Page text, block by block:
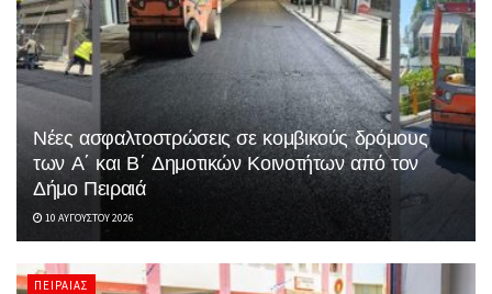
Νέες ασφαλτοστρώσεις σε κομβικούς δρόμους
των Α΄ και Β΄ Δημοτικών Κοινοτήτων από τον
Δήμο Πειραιά
10 ΑΥΓΟΎΣΤΟΥ 2026
ΠΕΙΡΑΙΆΣ